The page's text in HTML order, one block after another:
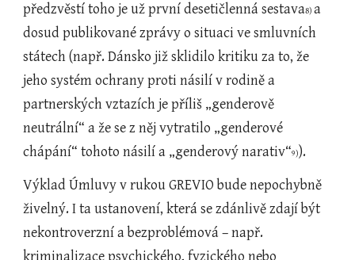
předzvěstí toho je už první desetičlenná sestava8) a
dosud publikované zprávy o situaci ve smluvních
státech (např. Dánsko již sklidilo kritiku za to, že
jeho systém ochrany proti násilí v rodině a
partnerských vztazích je příliš „genderově
neutrální“ a že se z něj vytratilo „genderové
chápání“ tohoto násilí a „genderový narativ“9)).
Výklad Úmluvy v rukou GREVIO bude nepochybně
živelný. I ta ustanovení, která se zdánlivě zdají být
nekontroverzní a bezproblémová – např.
kriminalizace psychického, fyzického nebo